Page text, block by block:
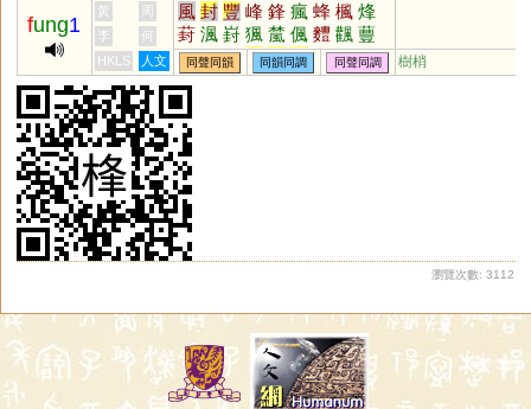
fung1
黃 周 風 封 豐 峰 鋒 瘋 蜂 楓 烽
葑 渢 崶 猦 檒 偑 麷 飌 蘴
酆 灃 犎 妦 夆 丰
李
何
HKLS
人文 同聲同韻 同韻同調 同聲同調 樹梢
瀏覽次數: 3112